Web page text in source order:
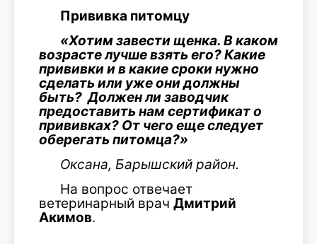
Прививка питомцу
«Хотим завести щенка. В каком
возрасте лучше взять его? Какие
прививки и в какие сроки нужно
сделать или уже они должны
быть? Должен ли заводчик
предоставить нам сертификат о
прививках? От чего еще следует
оберегать питомца?»
Оксана, Барышский район.
На вопрос отвечает
ветеринарный врач Дмитрий
Акимов.